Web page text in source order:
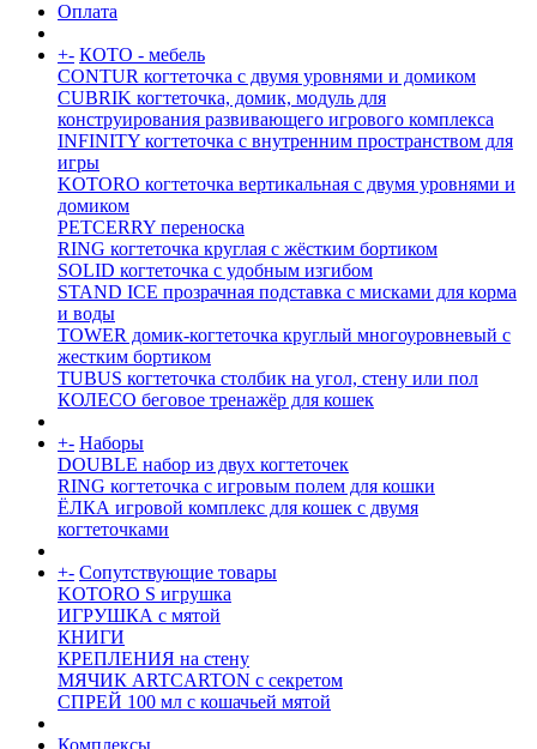
Оплата
+- КОТО - мебель
CONTUR когтеточка с двумя уровнями и домиком
CUBRIK когтеточка, домик, модуль для
конструирования развивающего игрового комплекса
INFINITY когтеточка с внутренним пространством для
игры
KOTORO когтеточка вертикальная с двумя уровнями и
домиком
PETCERRY переноска
RING когтеточка круглая с жёстким бортиком
SOLID когтеточка с удобным изгибом
STAND ICE прозрачная подставка с мисками для корма
и воды
TOWER домик-когтеточка круглый многоуровневый с
жестким бортиком
TUBUS когтеточка столбик на угол, стену или пол
КОЛЕСО беговое тренажёр для кошек
+- Наборы
DOUBLE набор из двух когтеточек
RING когтеточка c игровым полем для кошки
ЁЛКА игровой комплекс для кошек с двумя
когтеточками
+- Сопутствующие товары
KOTORO S игрушка
ИГРУШКА с мятой
КНИГИ
КРЕПЛЕНИЯ на стену
МЯЧИК ARTCARTON с секретом
СПРЕЙ 100 мл с кошачьей мятой
Комплексы